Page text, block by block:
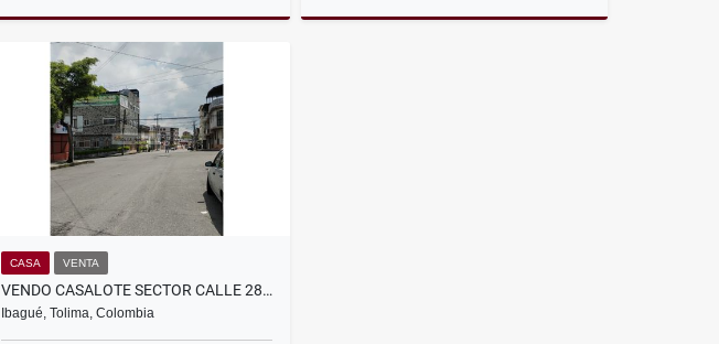
Alquiler
$1.200.000
CASA VENTA
VENDO CASALOTE SECTOR CALLE 28 CON CRA 7 BELALCAZAR
Ibagué, Tolima, Colombia